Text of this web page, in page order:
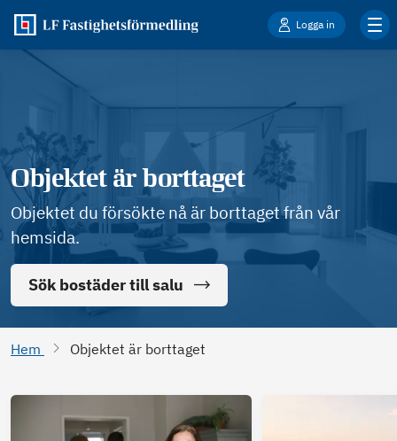
Logga in
Objektet är borttaget
Objektet du försökte nå är borttaget från vår
hemsida.
Sök bostäder till salu
Hem Objektet är borttaget